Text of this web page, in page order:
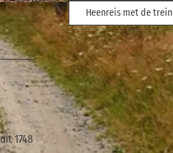
Sächsische Schweiz, Picasa
1748
Heenreis met de trein